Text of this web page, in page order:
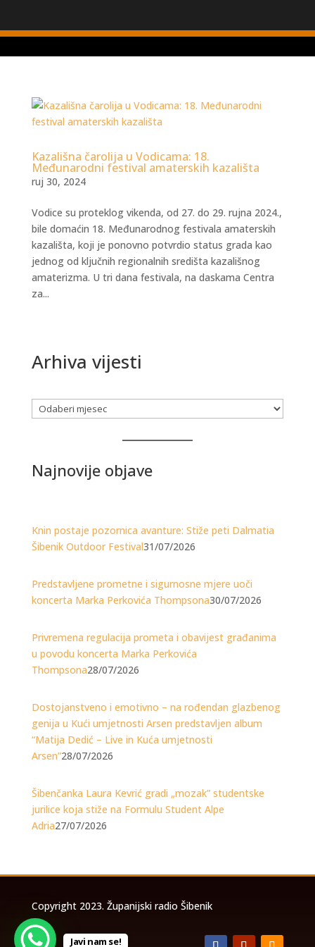
Kazališna čarolija u Vodicama: 18.
Međunarodni festival amaterskih kazališta
ruj 30, 2024
Vodice su proteklog vikenda, od 27. do 29. rujna 2024.,
bile domaćin 18. Međunarodnog festivala amaterskih
kazališta, koji je ponovno potvrdio status grada kao
jednog od ključnih regionalnih središta kazališnog
amaterizma. U tri dana festivala, na daskama Centra
za...
Arhiva vijesti
Arhiva
Najnovije objave
Knin postaje pozornica avanture: Stiže peti Dalmatia
Šibenik Outdoor Festival31/07/2026
Predstavljene prometne i sigurnosne mjere uoči
koncerta Marka Perkovića Thompsona30/07/2026
Privremena regulacija prometa i obavijest građanima
u povodu koncerta Marka Perkovića
Thompsona28/07/2026
Dostojanstveno i emotivno – na rođendan glazbenog
genija u Kući umjetnosti Arsen predstavljen album
“Matija Dedić – Live in Kuća umjetnosti
Arsen”28/07/2026
Šibenčanka Laura Kevrić gradi „mozak” studentske
jurilice koja stiže na Formulu Student Alpe
Adria27/07/2026
Copyright 2023. Županijski radio Šibenik
Javi nam se!